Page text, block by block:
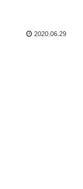
2020.06.29